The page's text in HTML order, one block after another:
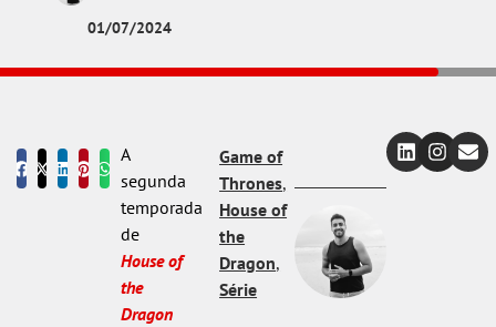
01/07/2024
A
segunda
temporada
de
House of
the
Dragon
Game of
Thrones,
House of
the
Dragon,
Série